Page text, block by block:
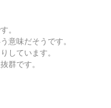
。
意味だそうです。
しています。
群です。